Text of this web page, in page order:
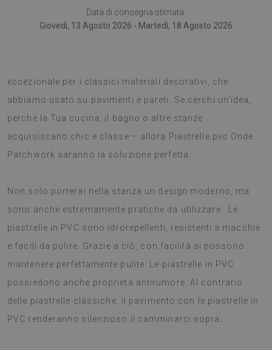
Data di consegna stimata:
Giovedì, 13 Agosto 2026 - Martedì, 18 Agosto 2026
eccezionale per i classici materiali decorativi, che
abbiamo usato su pavimenti e pareti. Se cerchi un'idea,
perché la Tua cucina, il bagno o altre stanze
acquisiscano chic e classe – allora Piastrelle pvc Onde
Patchwork saranno la soluzione perfetta.
Non solo porterai nella stanza un design moderno, ma
sono anche estremamente pratiche da utilizzare. Le
piastrelle in PVC sono idrorepellenti, resistenti a macchie
e facili da pulire. Grazie a ciò, con facilità si possono
mantenere perfettamente pulite. Le piastrelle in PVC
possiedono anche proprietà antirumore. Al contrario
delle piastrelle classiche, il pavimento con le piastrelle in
PVC renderanno silenzioso il camminarci sopra.